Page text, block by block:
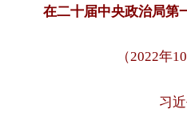
在二十届中央政治局第
（2022年
习